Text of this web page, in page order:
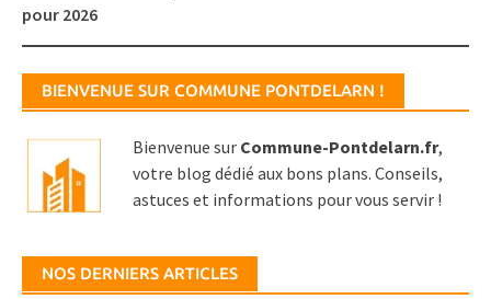
pour 2026
BIENVENUE SUR COMMUNE PONTDELARN !
Bienvenue sur Commune-Pontdelarn.fr,
votre blog dédié aux bons plans. Conseils,
astuces et informations pour vous servir !
NOS DERNIERS ARTICLES